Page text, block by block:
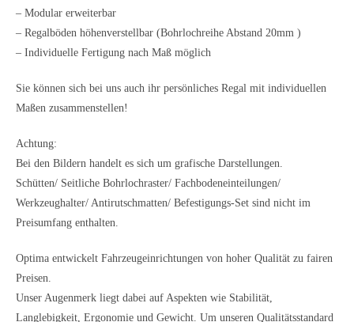
– Modular erweiterbar
– Regalböden höhenverstellbar (Bohrlochreihe Abstand 20mm )
– Individuelle Fertigung nach Maß möglich
Sie können sich bei uns auch ihr persönliches Regal mit individuellen
Maßen zusammenstellen!
Achtung:
Bei den Bildern handelt es sich um grafische Darstellungen.
Schütten/ Seitliche Bohrlochraster/ Fachbodeneinteilungen/
Werkzeughalter/ Antirutschmatten/ Befestigungs-Set sind nicht im
Preisumfang enthalten.
Optima entwickelt Fahrzeugeinrichtungen von hoher Qualität zu fairen
Preisen.
Unser Augenmerk liegt dabei auf Aspekten wie Stabilität,
Langlebigkeit, Ergonomie und Gewicht. Um unseren Qualitätsstandard